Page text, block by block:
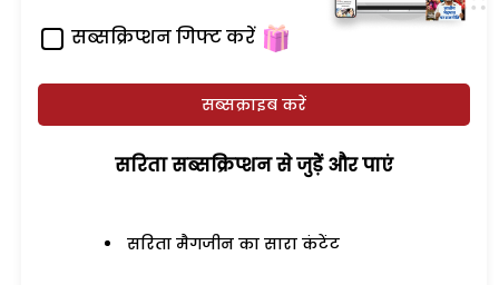
सब्सक्रिप्शन गिफ्ट करें
सब्सक्राइब करें
सरिता सब्सक्रिप्शन से जुड़ेें और पाएं
सरिता मैगजीन का सारा कंटेंट